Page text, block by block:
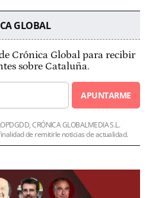
GLOBAL
Crónica Global para recibir
sobre Cataluña.
APUNTARME
CRÓNICA GLOBALMEDIA S.L.
de remitirle noticias de actualidad.